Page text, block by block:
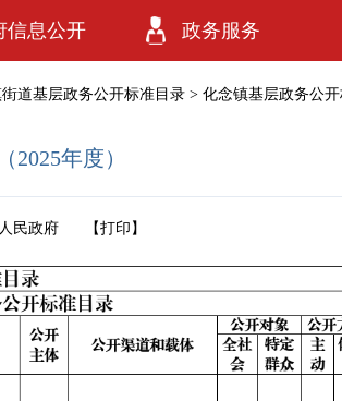
信息公开 政务服务
道基层政务公开标准目录 > 化念镇基层政务公
年度）
民政府 【打印 】